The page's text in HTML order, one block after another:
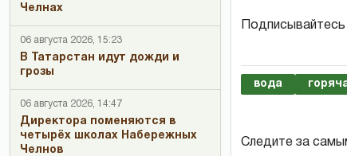
Челнах
06 августа 2026, 15:23
В Татарстан идут дожди и
грозы
06 августа 2026, 14:47
Директора поменяются в
четырёх школах Набережных
Челнов
вода
Следите за